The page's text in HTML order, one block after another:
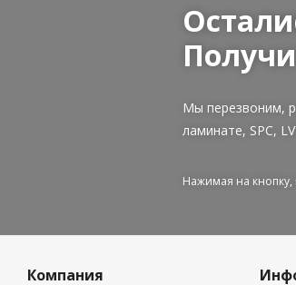
Мы перезвоним,
ламинате, SPC,
Нажимая на кнопку,
Компания